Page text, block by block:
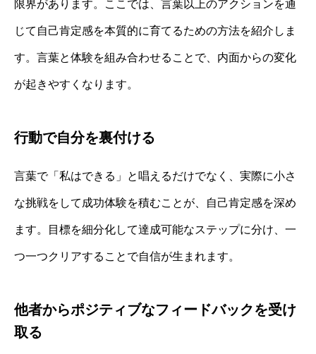
限界があります。ここでは、言葉以上のアクションを通
じて自己肯定感を本質的に育てるための方法を紹介しま
す。言葉と体験を組み合わせることで、内面からの変化
が起きやすくなります。
行動で自分を裏付ける
言葉で「私はできる」と唱えるだけでなく、実際に小さ
な挑戦をして成功体験を積むことが、自己肯定感を深め
ます。目標を細分化して達成可能なステップに分け、一
つ一つクリアすることで自信が生まれます。
他者からポジティブなフィードバックを受け
取る